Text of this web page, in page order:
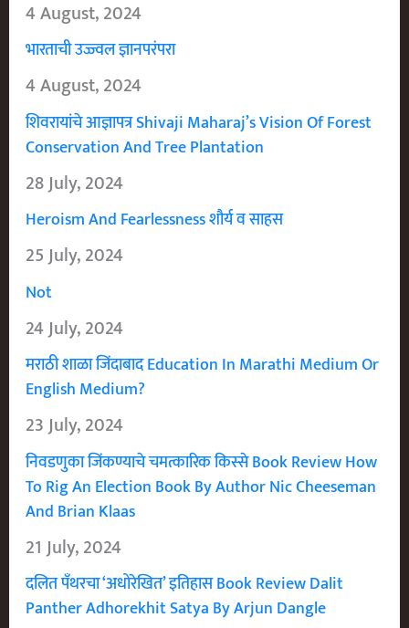
4 August, 2024
भारताची उज्ज्वल ज्ञानपरंपरा
4 August, 2024
शिवरायांचे आज्ञापत्र Shivaji Maharaj’s Vision Of Forest
Conservation And Tree Plantation
28 July, 2024
Heroism And Fearlessness शौर्य व साहस
25 July, 2024
Not
24 July, 2024
मराठी शाळा जिंदाबाद Education In Marathi Medium Or
English Medium?
23 July, 2024
निवडणुका जिंकण्याचे चमत्कारिक किस्से Book Review How
To Rig An Election Book By Author Nic Cheeseman
And Brian Klaas
21 July, 2024
दलित पँथरचा ‘अधोरेखित’ इतिहास Book Review Dalit
Panther Adhorekhit Satya By Arjun Dangle